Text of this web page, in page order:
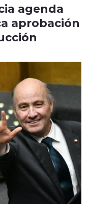
agenda
aprobación